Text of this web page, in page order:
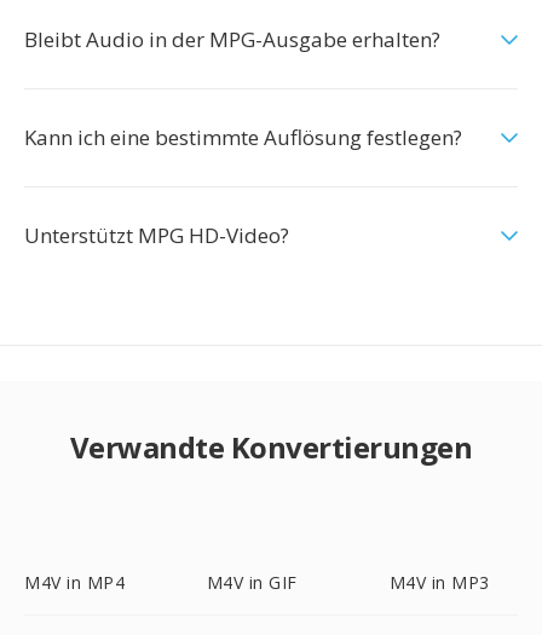
Bleibt Audio in der MPG-Ausgabe erhalten?
Kann ich eine bestimmte Auflösung festlegen?
Unterstützt MPG HD-Video?
Verwandte Konvertierungen
M4V in MP4 M4V in GIF M4V in MP3